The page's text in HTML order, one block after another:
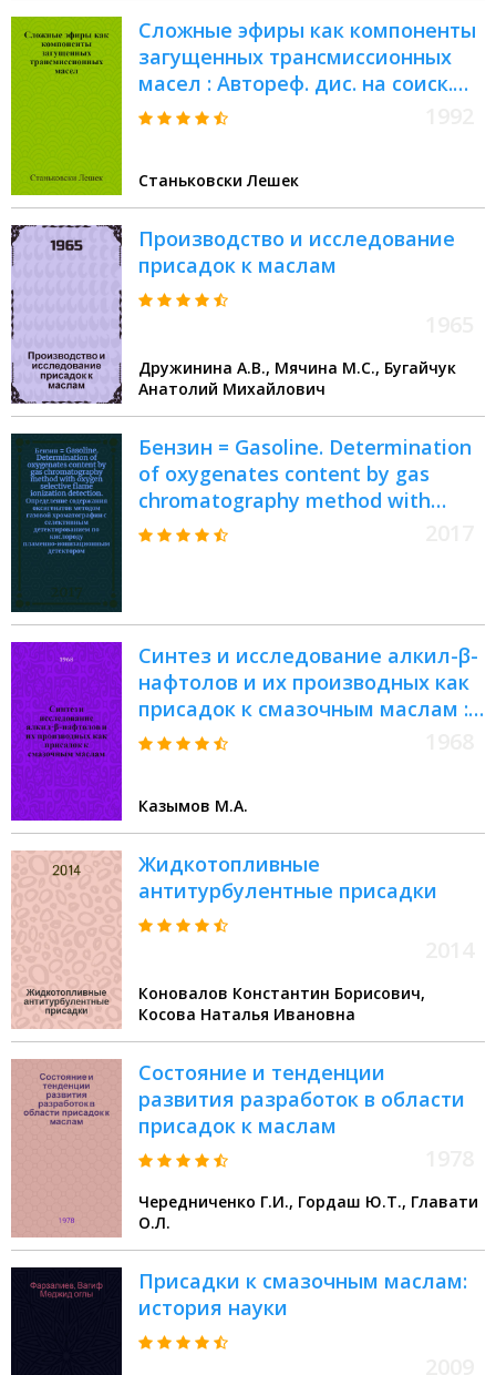
Сложные эфиры как компоненты
загущенных трансмиссионных
масел : Автореф. дис. на соиск.
учен. степ. к.т.н
Станьковски Лешек
Производство и исследование
присадок к маслам
Дружинина А.В., Мячина М.С., Бугайчук
Анатолий Михайлович
Бензин = Gasoline. Determination
of oxygenates content by gas
chromatography method with
oxygen selective flame ionization
с селективным детектированием
по кислороду пламенно-
ионизационным детектором :
ГОСТ 33900-2016
Синтез и исследование алкил-β-
нафтолов и их производных как
присадок к смазочным маслам :
Автореферат дис. на соискание
Казымов М.А.
Жидкотопливные
антитурбулентные присадки
Коновалов Константин Борисович,
Косова Наталья Ивановна
Состояние и тенденции
развития разработок в области
присадок к маслам
Чередниченко Г.И., Гордаш Ю.Т., Главати
О.Л.
Присадки к смазочным маслам:
история науки